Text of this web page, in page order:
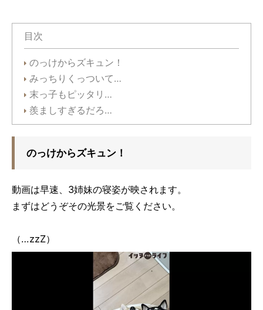
目次
のっけからズキュン！
みっちりくっついて…
末っ子もピッタリ…
羨ましすぎるだろ…
のっけからズキュン！
動画は早速、3姉妹の寝姿が映されます。
まずはどうぞその光景をご覧ください。
（…zzZ）